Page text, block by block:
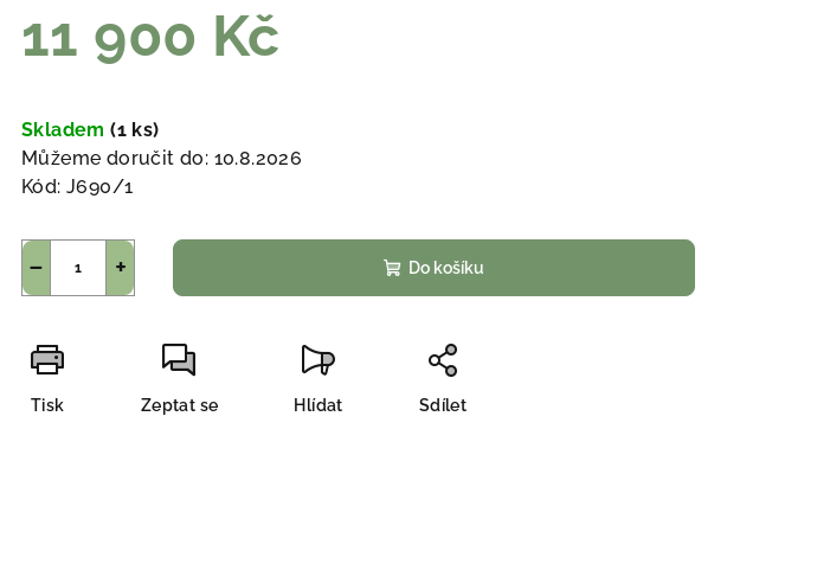
11 900 Kč
cena:
Skladem(1 ks)
Můžeme doručit do: 10.8.2026
Kód: J690/1
+
− Do košíku
Tisk Zeptat se Hlídat Sdílet